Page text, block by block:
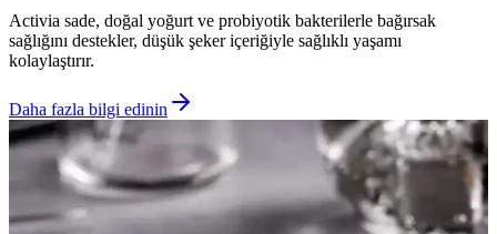
Activia sade, doğal yoğurt ve probiyotik bakterilerle bağırsak
sağlığını destekler, düşük şeker içeriğiyle sağlıklı yaşamı
kolaylaştırır.
Daha fazla bilgi edinin